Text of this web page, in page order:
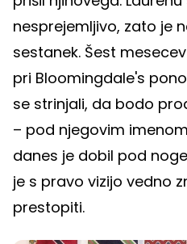
nesprejemljivo, zato je
sestanek. Šest
pri Bloomingdale's
se strinjali, da bodo
– pod njegovim
danes je dobil pod
je s pravo vizijo vedno
prestopiti.